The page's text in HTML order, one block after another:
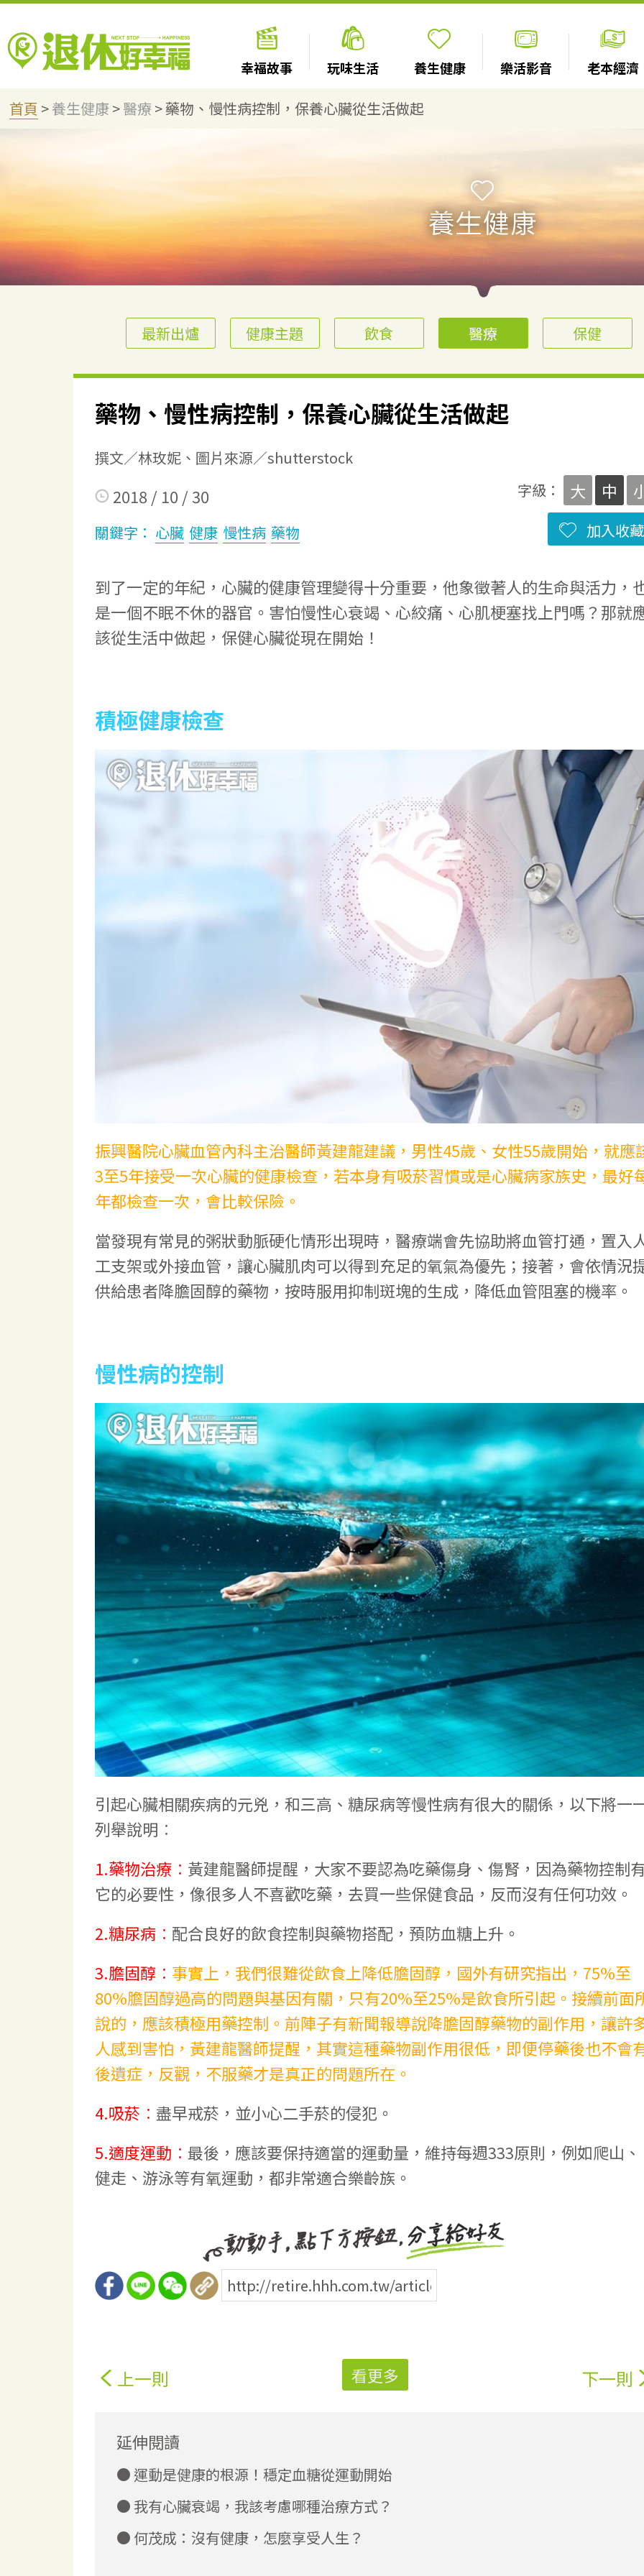
幸福故事 玩味生活 養生健康 樂活影音 老本經濟
首頁 >養生健康>醫療 >藥物、慢性病控制，保養心臟從生活做起
最新出爐 健康主題 飲食 醫療 保健
藥物、慢性病控制，保養心臟從生活做起
撰文／林玫妮、圖片來源／shutterstock
2018 / 10 / 30
關鍵字： 心臟 健康 慢性病 藥物
字級： 大 中
加入收藏
到了一定的年紀，心臟的健康管理變得十分重要，他象徵著人的生命與活力，
是一個不眠不休的器官。害怕慢性心衰竭、心絞痛、心肌梗塞找上門嗎？那就
該從生活中做起，保健心臟從現在開始！
積極健康檢查
振興醫院心臟血管內科主治醫師黃建龍建議，男性45歲、女性55歲開始，就應
3至5年接受一次心臟的健康檢查，若本身有吸菸習慣或是心臟病家族史，最好
年都檢查一次，會比較保險。
當發現有常見的粥狀動脈硬化情形出現時，醫療端會先協助將血管打通，置入
工支架或外接血管，讓心臟肌肉可以得到充足的氧氣為優先；接著，會依情況
供給患者降膽固醇的藥物，按時服用抑制斑塊的生成，降低血管阻塞的機率。
慢性病的控制
引起心臟相關疾病的元兇，和三高、糖尿病等慢性病有很大的關係，以下將一
列舉說明︰
1.藥物治療︰ 黃建龍醫師提醒，大家不要認為吃藥傷身、傷腎，因為藥物控制
它的必要性，像很多人不喜歡吃藥，去買一些保健食品，反而沒有任何功效。
2.糖尿病︰ 配合良好的飲食控制與藥物搭配，預防血糖上升。
3.膽固醇︰ 事實上，我們很難從飲食上降低膽固醇，國外有研究指出，75%至
80%膽固醇過高的問題與基因有關，只有20%至25%是飲食所引起。接續前面
說的，應該積極用藥控制。前陣子有新聞報導說降膽固醇藥物的副作用，讓許
人感到害怕，黃建龍醫師提醒，其實這種藥物副作用很低，即便停藥後也不會
後遺症，反觀，不服藥才是真正的問題所在。
4.吸菸︰ 盡早戒菸，並小心二手菸的侵犯。
5.適度運動︰ 最後，應該要保持適當的運動量，維持每週333原則，例如爬山、
健走、游泳等有氧運動，都非常適合樂齡族。
上一則 看更多 下一則
延伸閱讀
運動是健康的根源！穩定血糖從運動開始
我有心臟衰竭，我該考慮哪種治療方式？
何茂成：沒有健康，怎麼享受人生？